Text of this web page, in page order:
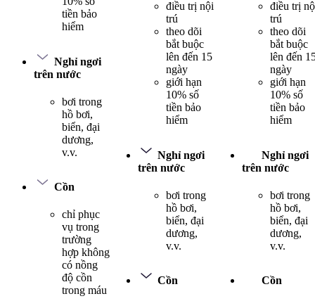
tiền bảo
hiểm
Nghỉ ngơi
trên nước
bơi trong
hồ bơi,
biển, đại
dương,
v.v.
Cồn
chỉ phục
vụ trong
trường
hợp không
có nồng
độ cồn
trong máu
điều trị nội
trú
theo dõi
bắt buộc
lên đến 15
ngày
giới hạn
10% số
tiền bảo
hiểm
Nghỉ ngơi
trên nước
bơi trong
hồ bơi,
biển, đại
dương,
v.v.
Cồn
điều trị
trú
theo dõi
bắt buộc
lên đến
ngày
giới hạn
10% số
tiền bảo
hiểm
Nghỉ ngơi
trên nước
bơi trong
hồ bơi,
biển, đại
dương,
v.v.
Cồn